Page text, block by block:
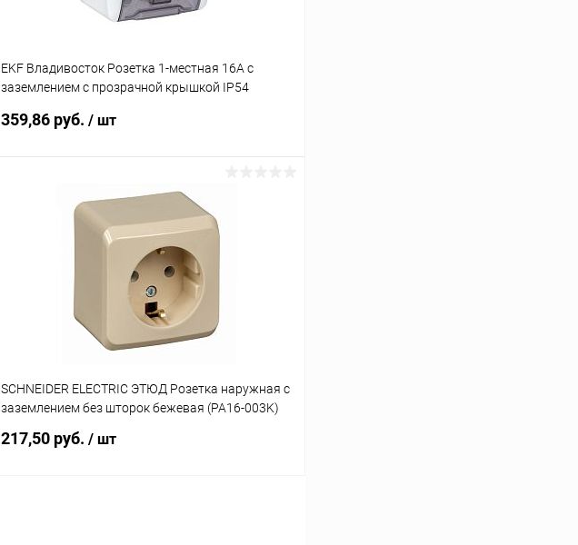
EKF Владивосток Розетка 1-местная 16А с
заземлением с прозрачной крышкой IP54
359,86 руб. / шт
В корзину
В наличии
SCHNEIDER ELECTRIC ЭТЮД Розетка наружная с
заземлением без шторок бежевая (PA16-003K)
217,50 руб. / шт